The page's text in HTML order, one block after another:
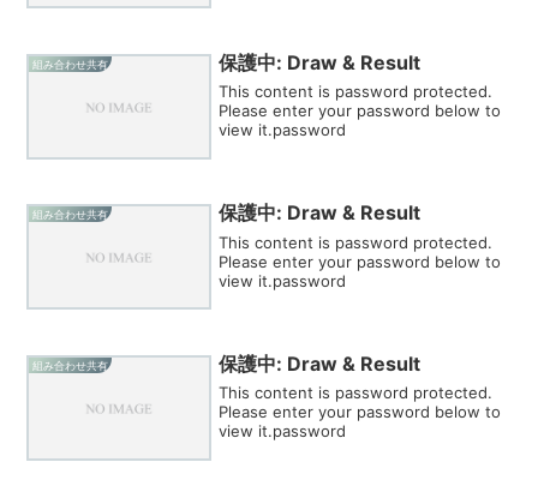
組み合わせ共有 保護中: Draw & Result
This content is password protected.
Please enter your password below to
view it.password
組み合わせ共有 保護中: Draw & Result
This content is password protected.
Please enter your password below to
view it.password
組み合わせ共有 保護中: Draw & Result
This content is password protected.
Please enter your password below to
view it.password